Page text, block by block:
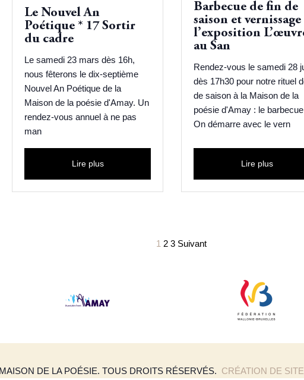
Le Nouvel An
Poétique * 17 Sortir
du cadre
Le samedi 23 mars dès 16h,
nous fêterons le dix-septième
Nouvel An Poétique de la
Maison de la poésie d'Amay. Un
rendez-vous annuel à ne pas
man
Lire plus
Barbecue de fin de
saison et vernissage
l’exposition
au San
Rendez-vous le samedi 28
dès 17h30 pour notre rituel
de saison à la Maison de la
poésie d'Amay : le
On démarre avec le vern
Lire plus
1 2 3 Suivant
DE LA POÉSIE. TOUS DROITS RÉSERVÉS. CRÉATION DE